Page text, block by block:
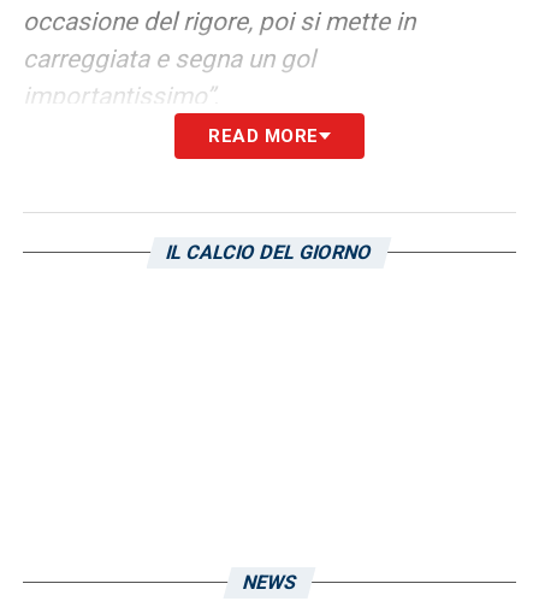
occasione del rigore, poi si mette in
carreggiata e segna un gol
importantissimo”.
READ MORE
IL CALCIO DEL GIORNO
NEWS